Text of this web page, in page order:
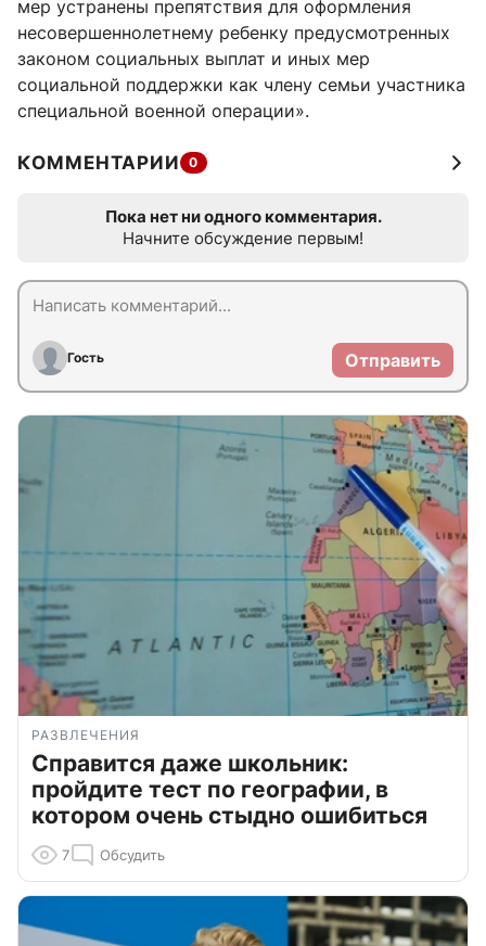
мер устранены препятствия для оформления
несовершеннолетнему ребенку предусмотренных
законом социальных выплат и иных мер
социальной поддержки как члену семьи участника
специальной военной операции».
КОММЕНТАРИИ 0
Пока нет ни одного комментария.
Начните обсуждение первым!
Гость Отправить
РАЗВЛЕЧЕНИЯ
Справится даже школьник:
пройдите тест по географии, в
котором очень стыдно ошибиться
7 Обсудить